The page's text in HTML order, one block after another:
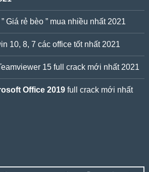
Giá rẻ bèo ” mua nhiều nhất 2021
10, 8, 7 các office tốt nhất 2021
15 full crack mới nhất 2021
Office 2019full crack mới nhất